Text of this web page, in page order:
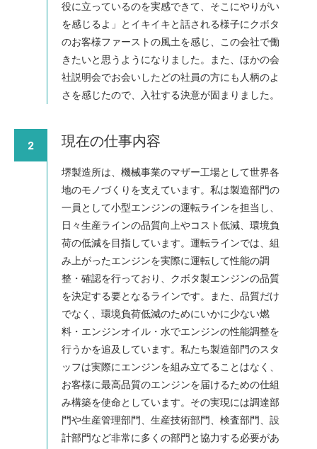
役に立っているのを実感できて、そこにやりがい
を感じるよ」とイキイキと話される様子にクボタ
のお客様ファーストの風土を感じ、この会社で働
きたいと思うようになりました。また、ほかの会
社説明会でお会いしたどの社員の方にも人柄のよ
さを感じたので、入社する決意が固まりました。
2 現在の仕事内容
堺製造所は、機械事業のマザー工場として世界各
地のモノづくりを支えています。私は製造部門の
一員として小型エンジンの運転ラインを担当し、
日々生産ラインの品質向上やコスト低減、環境負
荷の低減を目指しています。運転ラインでは、組
み上がったエンジンを実際に運転して性能の調
整・確認を行っており、クボタ製エンジンの品質
を決定する要となるラインです。また、品質だけ
でなく、環境負荷低減のためにいかに少ない燃
料・エンジンオイル・水でエンジンの性能調整を
行うかを追及しています。私たち製造部門のスタ
ッフは実際にエンジンを組み立てることはなく、
お客様に最高品質のエンジンを届けるための仕組
み構築を使命としています。その実現には調達部
門や生産管理部門、生産技術部門、検査部門、設
計部門など非常に多くの部門と協力する必要があ